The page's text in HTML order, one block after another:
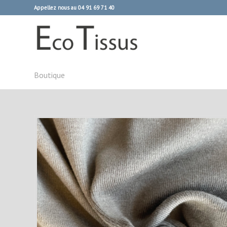
Appellez nous au 04 91 69 71 40
Boutique